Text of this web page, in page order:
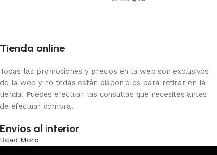
Tienda online
Todas las promociones y precios en la web son exclusivos
de la web y no todas están disponibles para retirar en la
tienda. Puedes efectuar las consultas que necesites antes
de efectuar compra.
Envíos al interior
Read More